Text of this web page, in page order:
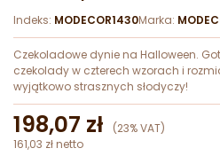
Indeks: MODECOR1430Marka:
Czekoladowe dynie na Halloween.
czekolady w czterech wzorach i
wyjątkowo strasznych słodyczy!
198,07 zł (23% VAT)
161,03 zł netto